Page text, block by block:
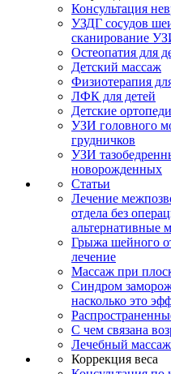
Консультация
УЗДГ сосудов
сканирование
Остеопатия для
Детский массаж
Физиотерапия
ЛФК для детей
Детские
УЗИ головного
грудничков
УЗИ
новорожденных
Статьи
Лечение
отдела без
альтернативные
Грыжа шейного
лечение
Массаж при
Синдром
насколько это
С чем связана
Лечебный массаж
Коррекция веса